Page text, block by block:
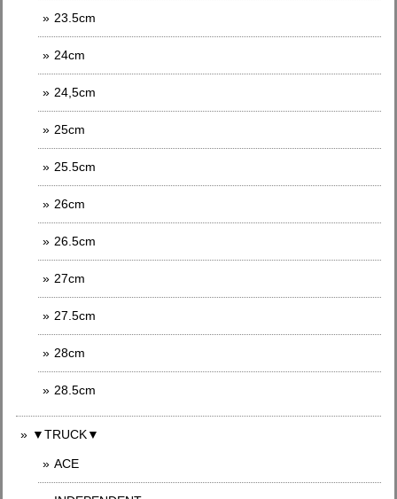
23.5cm
24cm
24,5cm
25cm
25.5cm
26cm
26.5cm
27cm
27.5cm
28cm
28.5cm
▼TRUCK▼
ACE